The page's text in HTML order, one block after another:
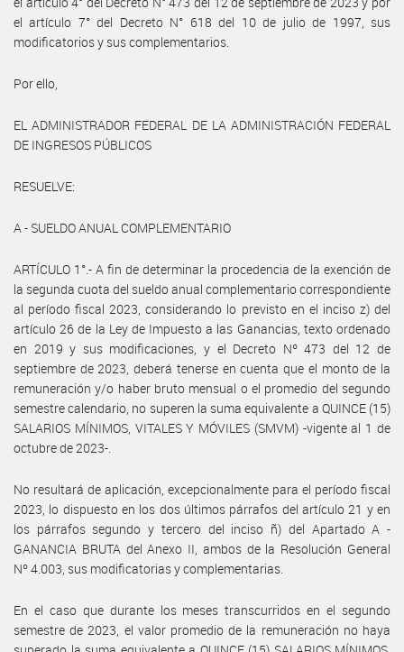
el artículo 7° del Decreto N° 618 del 10 de julio de 1997, sus
modificatorios y sus complementarios.
Por ello,
EL ADMINISTRADOR FEDERAL DE LA ADMINISTRACIÓN FEDERAL
DE INGRESOS PÚBLICOS
RESUELVE:
A - SUELDO ANUAL COMPLEMENTARIO
ARTÍCULO 1°.- A fin de determinar la procedencia de la exención de
la segunda cuota del sueldo anual complementario correspondiente
al período fiscal 2023, considerando lo previsto en el inciso z) del
artículo 26 de la Ley de Impuesto a las Ganancias, texto ordenado
en 2019 y sus modificaciones, y el Decreto Nº 473 del 12 de
septiembre de 2023, deberá tenerse en cuenta que el monto de la
remuneración y/o haber bruto mensual o el promedio del segundo
semestre calendario, no superen la suma equivalente a QUINCE (15)
SALARIOS MÍNIMOS, VITALES Y MÓVILES (SMVM) -vigente al 1 de
octubre de 2023-.
No resultará de aplicación, excepcionalmente para el período fiscal
2023, lo dispuesto en los dos últimos párrafos del artículo 21 y en
los párrafos segundo y tercero del inciso ñ) del Apartado A -
GANANCIA BRUTA del Anexo II, ambos de la Resolución General
Nº 4.003, sus modificatorias y complementarias.
En el caso que durante los meses transcurridos en el segundo
semestre de 2023, el valor promedio de la remuneración no haya